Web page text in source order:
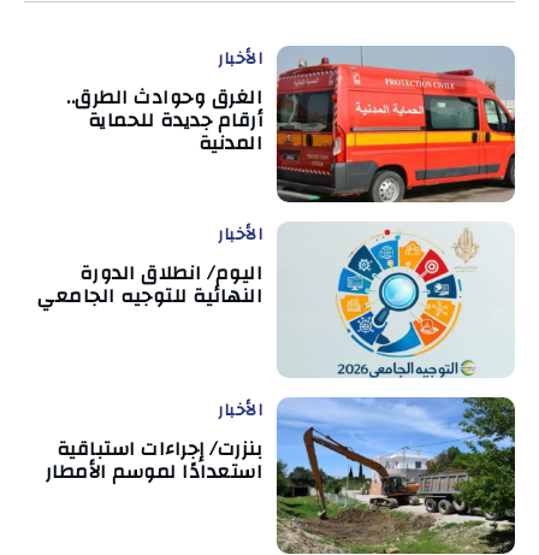
الأخبار
الغرق وحوادث الطرق..
أرقام جديدة للحماية
المدنية
الأخبار
اليوم/ انطلاق الدورة
النهائية للتوجيه الجامعي
الأخبار
بنزرت/ إجراءات استباقية
استعدادًا لموسم الأمطار